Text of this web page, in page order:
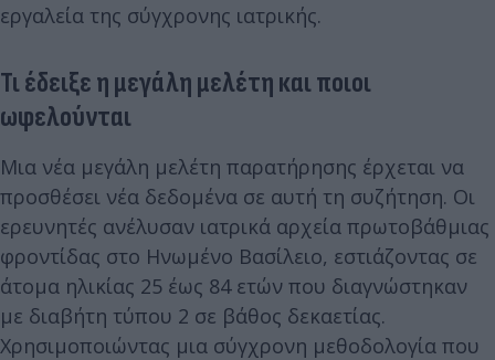
εργαλεία της σύγχρονης ιατρικής.
Τι έδειξε η μεγάλη μελέτη και ποιοι
ωφελούνται
Μια νέα μεγάλη μελέτη παρατήρησης έρχεται να
προσθέσει νέα δεδομένα σε αυτή τη συζήτηση. Οι
ερευνητές ανέλυσαν ιατρικά αρχεία πρωτοβάθμιας
φροντίδας στο Ηνωμένο Βασίλειο, εστιάζοντας σε
άτομα ηλικίας 25 έως 84 ετών που διαγνώστηκαν
με διαβήτη τύπου 2 σε βάθος δεκαετίας.
Χρησιμοποιώντας μια σύγχρονη μεθοδολογία που